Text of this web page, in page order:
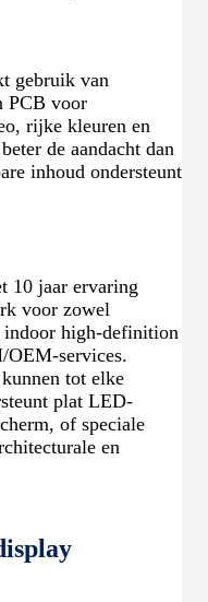
gebruik van
PCB voor
rijke kleuren en
de aandacht dan
inhoud ondersteunt
10 jaar ervaring
voor zowel
indoor high-definition
services.
tot elke
plat LED-
of speciale
en